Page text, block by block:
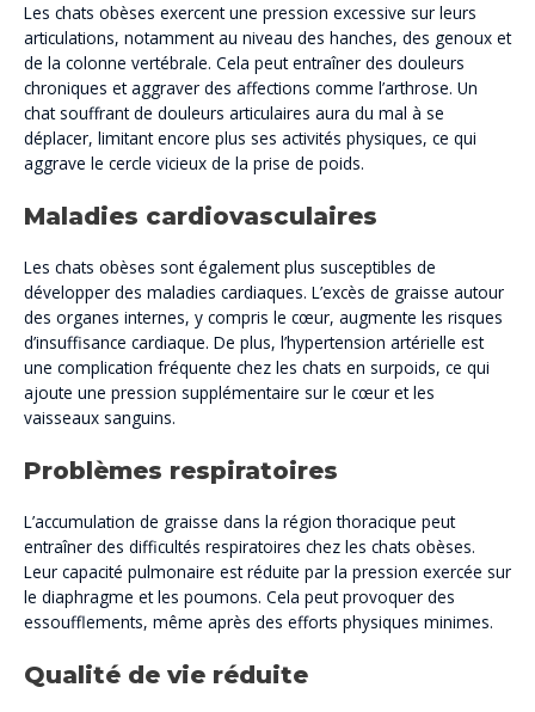
Les chats obèses exercent une pression excessive sur leurs
articulations, notamment au niveau des hanches, des genoux et
de la colonne vertébrale. Cela peut entraîner des douleurs
chroniques et aggraver des affections comme l’arthrose. Un
chat souffrant de douleurs articulaires aura du mal à se
déplacer, limitant encore plus ses activités physiques, ce qui
aggrave le cercle vicieux de la prise de poids.
Maladies cardiovasculaires
Les chats obèses sont également plus susceptibles de
développer des maladies cardiaques. L’excès de graisse autour
des organes internes, y compris le cœur, augmente les risques
d’insuffisance cardiaque. De plus, l’hypertension artérielle est
une complication fréquente chez les chats en surpoids, ce qui
ajoute une pression supplémentaire sur le cœur et les
vaisseaux sanguins.
Problèmes respiratoires
L’accumulation de graisse dans la région thoracique peut
entraîner des difficultés respiratoires chez les chats obèses.
Leur capacité pulmonaire est réduite par la pression exercée sur
le diaphragme et les poumons. Cela peut provoquer des
essoufflements, même après des efforts physiques minimes.
Qualité de vie réduite